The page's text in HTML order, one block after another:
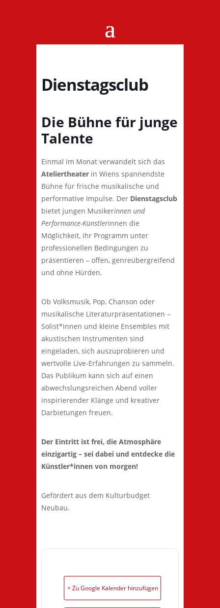
Dienstagsclub
Die Bühne für junge
Talente
Einmal im Monat verwandelt sich das
Ateliertheater in Wiens spannendste
Bühne für frische musikalische und
performative Impulse. Der Dienstagsclub
bietet jungen Musikerinnen und
Performance-Künstlerinnen die
Möglichkeit, ihr Programm unter
professionellen Bedingungen zu
präsentieren – offen, genreübergreifend
und ohne Hürden.
Ob Volksmusik, Pop, Chanson oder
musikalische Literaturpräsentationen –
Solist*innen und kleine Ensembles mit
akustischen Instrumenten sind
eingeladen, sich auszuprobieren und
wertvolle Live-Erfahrungen zu sammeln.
Das Publikum kann sich auf einen
abwechslungsreichen Abend voller
inspirierender Klänge und kreativer
Darbietungen freuen.
Der Eintritt ist frei, die Atmosphäre
einzigartig – sei dabei und entdecke die
Künstler*innen von morgen!
Gefördert aus dem Kulturbudget
Neubau.
+ Zu Google Kalender hinzufügen